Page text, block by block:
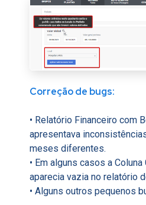
Correção de bugs:
• Relatório Financeiro com
apresentava
meses diferentes.
• Em alguns casos a Coluna
aparecia vazia no relatório
• Alguns outros pequenos